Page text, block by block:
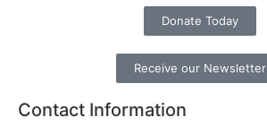
Donate Today
Receive our Newsletter
Contact Information